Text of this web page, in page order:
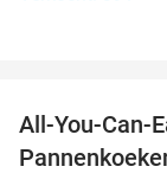
All-You-Can-